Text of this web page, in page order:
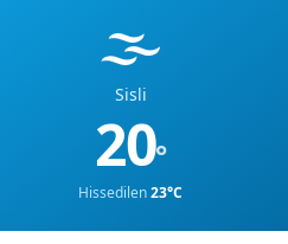
🌫️
Sisli
20°
Hissedilen23°C